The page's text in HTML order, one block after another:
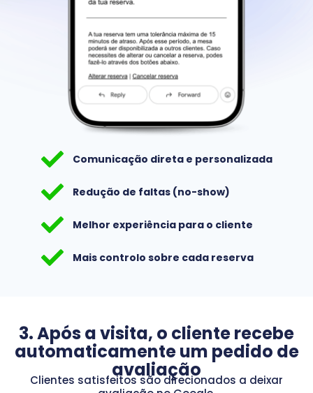
Comunicação direta e personalizada
Redução de faltas (no-show)
Melhor experiência para o cliente
Mais controlo sobre cada reserva
3. Após a visita, o cliente recebe
automaticamente um pedido de
avaliação
Clientes satisfeitos são direcionados a deixar